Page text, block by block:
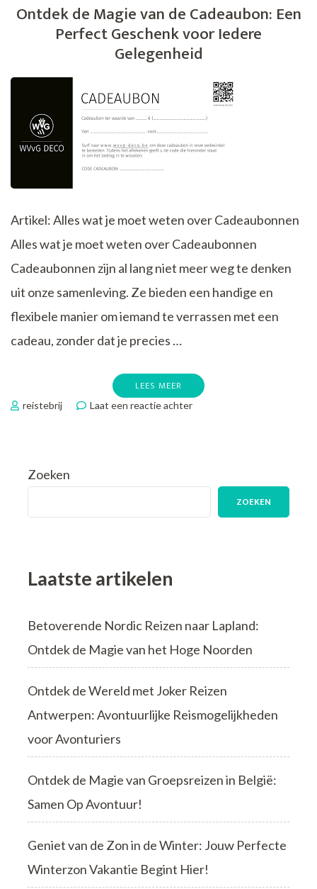
Ontdek de Magie van de Cadeaubon: Een
Perfect Geschenk voor Iedere
Gelegenheid
Artikel: Alles wat je moet weten over Cadeaubonnen
Alles wat je moet weten over Cadeaubonnen
Cadeaubonnen zijn al lang niet meer weg te denken
uit onze samenleving. Ze bieden een handige en
flexibele manier om iemand te verrassen met een
cadeau, zonder dat je precies …
LEES MEER
reistebrij Laat een reactie achterop
Zoeken
ZOEKEN
Laatste artikelen
Betoverende Nordic Reizen naar Lapland:
Ontdek de Magie van het Hoge Noorden
Ontdek de Wereld met Joker Reizen
Antwerpen: Avontuurlijke Reismogelijkheden
voor Avonturiers
Ontdek de Magie van Groepsreizen in België:
Samen Op Avontuur!
Geniet van de Zon in de Winter: Jouw Perfecte
Winterzon Vakantie Begint Hier!